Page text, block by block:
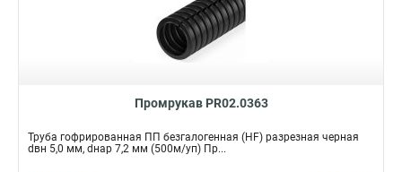
Промрукав PR02.0363
Труба гофрированная ПП безгалогенная (HF) разрезная черная
dвн 5,0 мм, dнар 7,2 мм (500м/уп) Пр...